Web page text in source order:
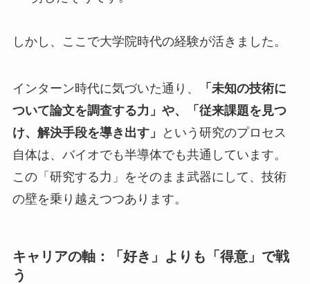
しかし、ここで大学院時代の経験が活きました。
インターン時代に気づいた通り、
「未知の技術に
ついて論文を調査する力」や、「従来課題を見つ
け、解決手段を導き出す」
という研究のプロセス
自体は、バイオでも半導体でも共通しています。
この「研究する力」をそのまま武器にして、技術
の壁を乗り越えつつあります。
キャリアの軸：「好き」よりも「得意」で戦
う